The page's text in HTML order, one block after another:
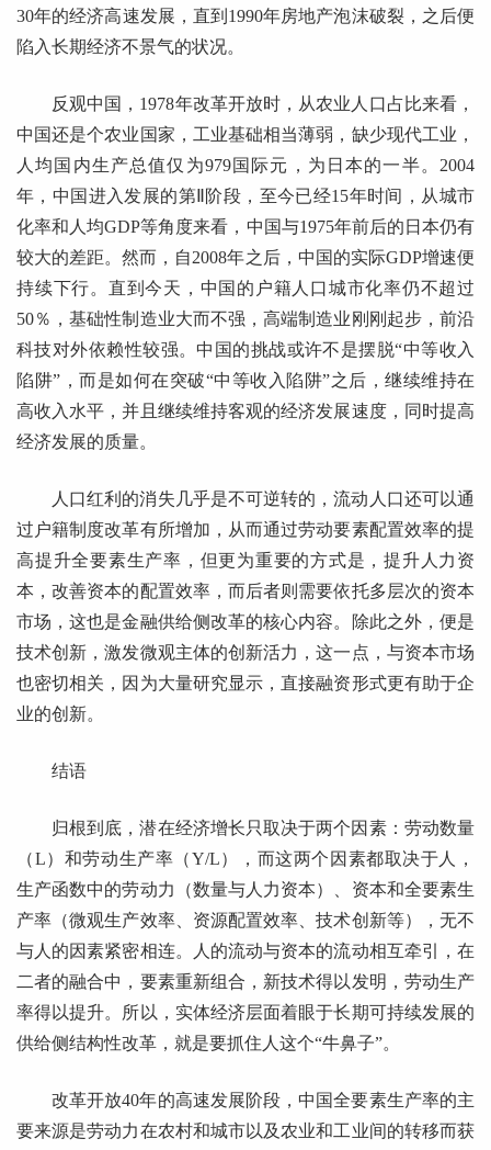
30年的经济高速发展，直到1990年房地产泡沫破裂，之后便
陷入长期经济不景气的状况。
反观中国，1978年改革开放时，从农业人口占比来看，
中国还是个农业国家，工业基础相当薄弱，缺少现代工业，
人均国内生产总值仅为979国际元，为日本的一半。2004
年，中国进入发展的第Ⅱ阶段，至今已经15年时间，从城市
化率和人均GDP等角度来看，中国与1975年前后的日本仍有
较大的差距。然而，自2008年之后，中国的实际GDP增速便
持续下行。直到今天，中国的户籍人口城市化率仍不超过
50％，基础性制造业大而不强，高端制造业刚刚起步，前沿
科技对外依赖性较强。中国的挑战或许不是摆脱“中等收入
陷阱”，而是如何在突破“中等收入陷阱”之后，继续维持在
高收入水平，并且继续维持客观的经济发展速度，同时提高
经济发展的质量。
人口红利的消失几乎是不可逆转的，流动人口还可以通
过户籍制度改革有所增加，从而通过劳动要素配置效率的提
高提升全要素生产率，但更为重要的方式是，提升人力资
本，改善资本的配置效率，而后者则需要依托多层次的资本
市场，这也是金融供给侧改革的核心内容。除此之外，便是
技术创新，激发微观主体的创新活力，这一点，与资本市场
也密切相关，因为大量研究显示，直接融资形式更有助于企
业的创新。
结语
归根到底，潜在经济增长只取决于两个因素：劳动数量
（L）和劳动生产率（Y/L），而这两个因素都取决于人，
生产函数中的劳动力（数量与人力资本）、资本和全要素生
产率（微观生产效率、资源配置效率、技术创新等），无不
与人的因素紧密相连。人的流动与资本的流动相互牵引，在
二者的融合中，要素重新组合，新技术得以发明，劳动生产
率得以提升。所以，实体经济层面着眼于长期可持续发展的
供给侧结构性改革，就是要抓住人这个“牛鼻子”。
改革开放40年的高速发展阶段，中国全要素生产率的主
要来源是劳动力在农村和城市以及农业和工业间的转移而获